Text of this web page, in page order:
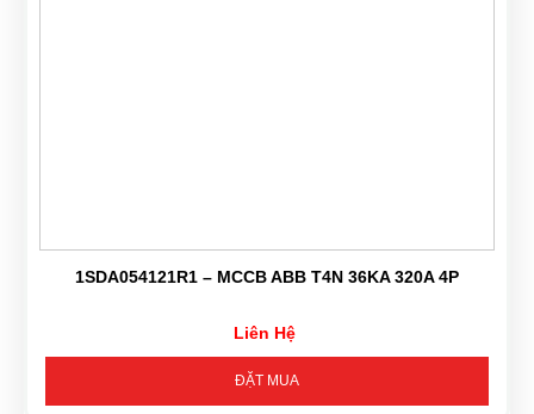
1SDA054121R1 – MCCB ABB T4N 36KA 320A 4P
Liên Hệ
ĐẶT MUA